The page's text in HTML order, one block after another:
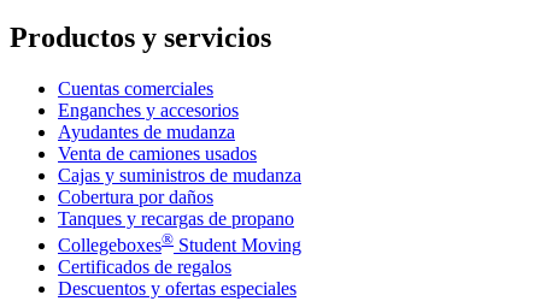
Productos y servicios
Cuentas comerciales
Enganches y accesorios
Ayudantes de mudanza
Venta de camiones usados
Cajas y suministros de mudanza
Cobertura por daños
Tanques y recargas de propano
Collegeboxes® Student Moving
Certificados de regalos
Descuentos y ofertas especiales